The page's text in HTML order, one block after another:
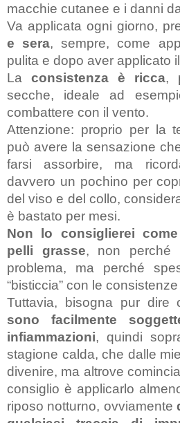
macchie cutanee e i danni
Va applicata ogni giorno,
e sera, sempre, come
pulita e dopo aver applicato
La consistenza è ricca,
secche, ideale ad
combattere con il vento.
Attenzione: proprio per la
può avere la sensazione
farsi assorbire, ma
davvero un pochino per
del viso e del collo,
è bastato per mesi.
Non lo consiglierei
pelli grasse, non perché
problema, ma perché
“bisticcia” con le
Tuttavia, bisogna pur dire
sono facilmente
infiammazioni, quindi
stagione calda, che dalle
divenire, ma altrove
consiglio è applicarlo
riposo notturno, ovviamente